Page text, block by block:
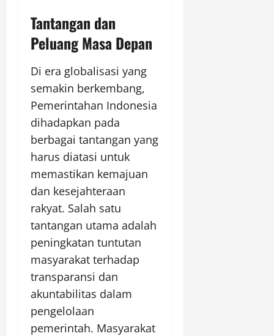
Tantangan dan
Peluang Masa Depan
Di era globalisasi yang
semakin berkembang,
Pemerintahan Indonesia
dihadapkan pada
berbagai tantangan yang
harus diatasi untuk
memastikan kemajuan
dan kesejahteraan
rakyat. Salah satu
tantangan utama adalah
peningkatan tuntutan
masyarakat terhadap
transparansi dan
akuntabilitas dalam
pengelolaan
pemerintah. Masyarakat